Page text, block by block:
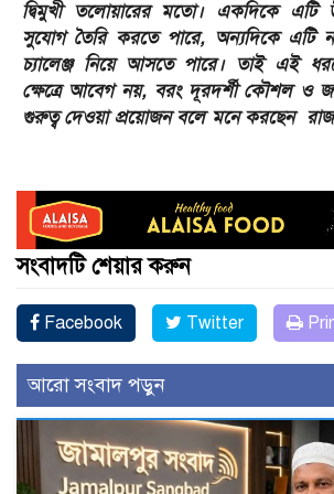
দ্বিমুখী তলোয়ারের মতো। একদিকে এটি
সুযোগ তৈরি করতে পারে, অন্যদিকে এটি
চ্যালেঞ্জ নিয়ে আসতে পারে। তাই এই
ক্ষেত্রে আবেগ নয়, বরং দূরদর্শী কৌশল ও
গুরুত্ব দেওয়া প্রয়োজন বলে মনে করছেন
সংবাদটি শেয়ার করুন
Facebook Twitter
আরো সংবাদ পড়ুন